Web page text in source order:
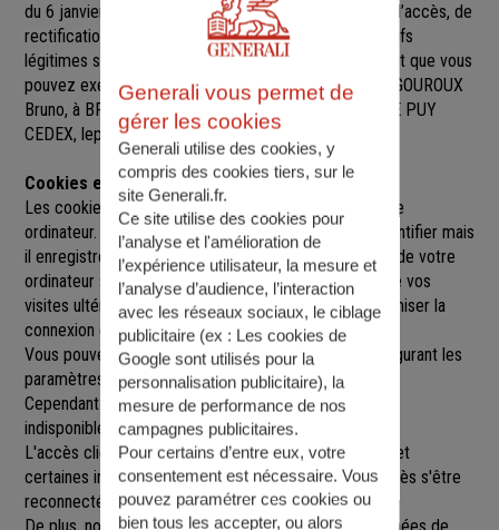
du 6 janvier 1978 modifiée, vous disposez d’un droit d’accès, de
rectification, de suppression et d’opposition pour motifs
légitimes sur l’ensemble des données vous concernant que vous
pouvez exercer sur simple demande auprès de M. VIGOUROUX
Bruno, à BP 90615, 29 AVE JEANNE D ARC, 43008 LE PUY
CEDEX, lepuy@agence.generali.fr.
Cookies et sessions
Les cookies sont de petits fichiers implantés sur votre
ordinateur. Un cookie ne nous permet pas de vous identifier mais
il enregistre des informations relatives à la navigation de votre
ordinateur sur notre site que nous pourrons lire lors de vos
visites ultérieures afin de faciliter la navigation, d'optimiser la
connexion et de personnaliser l'utilisation du site.
Vous pouvez refuser l'utilisation des cookies en configurant les
paramètres de votre navigateur Internet.
Cependant le fait de refuser les cookies peut rendre
indisponibles toutes ou certaines parties du site.
L'accès client est construit avec un délai de session, et
certaines informations ne seront remises à jour qu'après s'être
reconnecté sur le site.
Generali vous permet de
gérer les cookies
Generali utilise des cookies, y
compris des cookies tiers, sur le
site Generali.fr.
Ce site utilise des cookies pour
l’analyse et l'amélioration de
l’expérience utilisateur, la mesure et
l’analyse d’audience, l’interaction
avec les réseaux sociaux, le ciblage
publicitaire (ex : Les cookies de
Google sont utilisés pour la
personnalisation publicitaire), la
mesure de performance de nos
campagnes publicitaires.
Pour certains d’entre eux, votre
consentement est nécessaire. Vous
pouvez paramétrer ces cookies ou
bien tous les accepter, ou alors